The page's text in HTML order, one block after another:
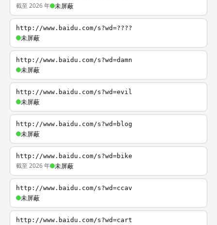
截至 2026 年 未屏蔽
http://www.baidu.com/s?wd=????
未屏蔽
http://www.baidu.com/s?wd=damn
未屏蔽
http://www.baidu.com/s?wd=evil
未屏蔽
http://www.baidu.com/s?wd=blog
未屏蔽
http://www.baidu.com/s?wd=bike
截至 2026 年 未屏蔽
http://www.baidu.com/s?wd=ccav
未屏蔽
http://www.baidu.com/s?wd=cart